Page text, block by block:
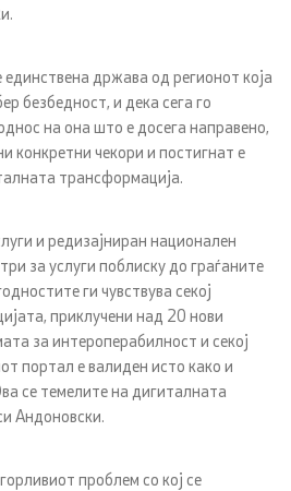
од јавен карактер
држава од регионот која
безбедност, и дека сега го
на она што е досега направено,
конкретни чекори и постигнат е
трансформација.
и редизајниран национален
за услуги поблиску до граѓаните
ги чувствува секој
приклучени над 20 нови
за интероперабилност и секој
портал е валиден исто како и
се темелите на дигиталната
Андоновски.
проблем со кој се